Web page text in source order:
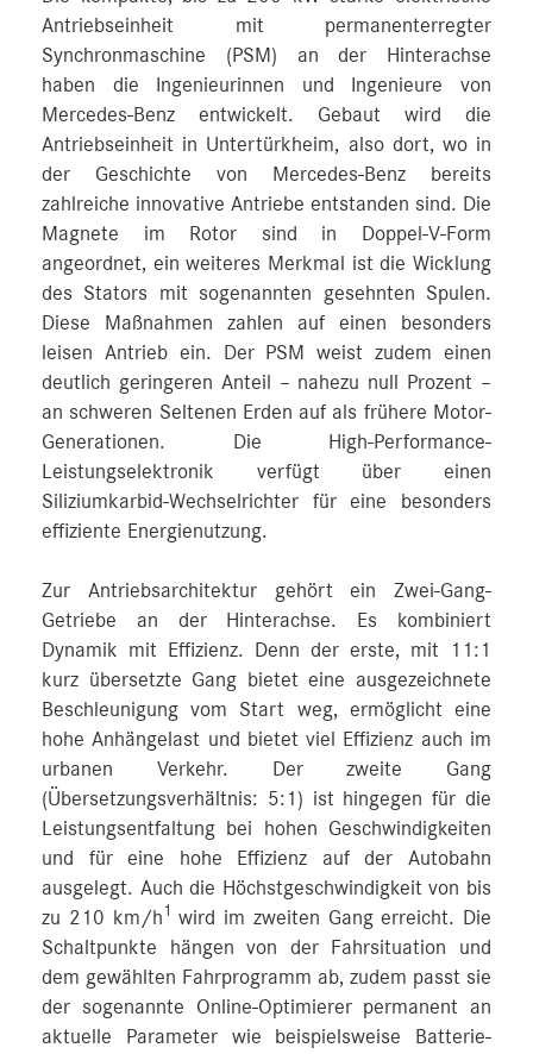
Antriebseinheit mit permanenterregter
Synchronmaschine (PSM) an der Hinterachse
haben die Ingenieurinnen und Ingenieure von
Mercedes-Benz entwickelt. Gebaut wird die
Antriebseinheit in Untertürkheim, also dort, wo in
der Geschichte von Mercedes-Benz bereits
zahlreiche innovative Antriebe entstanden sind. Die
Magnete im Rotor sind in Doppel-V-Form
angeordnet, ein weiteres Merkmal ist die Wicklung
des Stators mit sogenannten gesehnten Spulen.
Diese Maßnahmen zahlen auf einen besonders
leisen Antrieb ein. Der PSM weist zudem einen
deutlich geringeren Anteil – nahezu null Prozent –
an schweren Seltenen Erden auf als frühere Motor-
Generationen. Die High-Performance-
Leistungselektronik verfügt über einen
Siliziumkarbid-Wechselrichter für eine besonders
effiziente Energienutzung.
Zur Antriebsarchitektur gehört ein Zwei-Gang-
Getriebe an der Hinterachse. Es kombiniert
Dynamik mit Effizienz. Denn der erste, mit 11:1
kurz übersetzte Gang bietet eine ausgezeichnete
Beschleunigung vom Start weg, ermöglicht eine
hohe Anhängelast und bietet viel Effizienz auch im
urbanen Verkehr. Der zweite Gang
(Übersetzungsverhältnis: 5:1) ist hingegen für die
Leistungsentfaltung bei hohen Geschwindigkeiten
und für eine hohe Effizienz auf der Autobahn
ausgelegt. Auch die Höchstgeschwindigkeit von bis
zu 210 km/h 1
wird im zweiten Gang erreicht. Die
Schaltpunkte hängen von der Fahrsituation und
dem gewählten Fahrprogramm ab, zudem passt sie
der sogenannte Online-Optimierer permanent an
aktuelle Parameter wie beispielsweise Batterie-